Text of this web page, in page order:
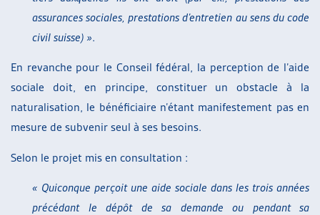
assurances sociales, prestations d’entretien au sens du code
civil suisse) ».
En revanche pour le Conseil fédéral, la perception de l’aide
sociale doit, en principe, constituer un obstacle à la
naturalisation, le bénéficiaire n’étant manifestement pas en
mesure de subvenir seul à ses besoins.
Selon le projet mis en consultation :
« Quiconque perçoit une aide sociale dans les trois années
précédant le dépôt de sa demande ou pendant sa